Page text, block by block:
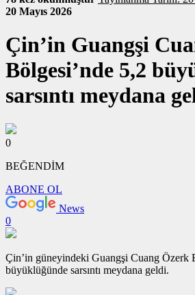
20 Mayıs 2026
Çin’in Guangşi
Bölgesi’nde 5,2
sarsıntı meydana
0
BEĞENDİM
ABONE OL
News
0
Çin’in güneyindeki Guangşi Cuang Özerk
büyüklüğünde sarsıntı meydana geldi.